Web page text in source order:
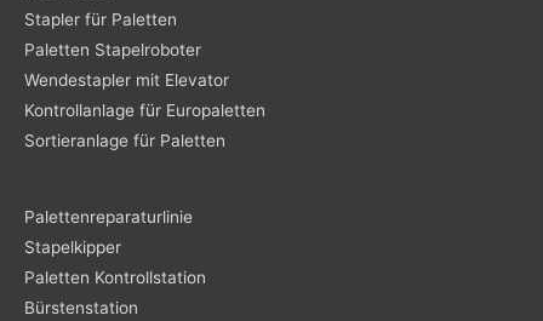
Stapler für Paletten
Paletten Stapelroboter
Wendestapler mit Elevator
Kontrollanlage für Europaletten
Sortieranlage für Paletten
Palettenreparaturlinie
Stapelkipper
Paletten Kontrollstation
Bürstenstation